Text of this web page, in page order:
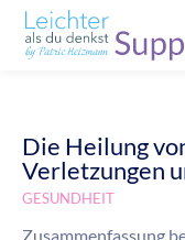
Die Heilung
Verletzungen
GESUNDHEIT
Zusammenfassung